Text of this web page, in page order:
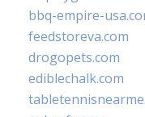
bbq-empire-
feedstoreva.com
drogopets.com
ediblechalk.com